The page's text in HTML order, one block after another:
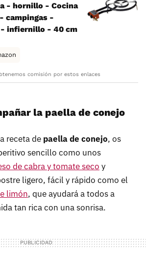
- hornillo - Cocina
campingas -
infiernillo - 40 cm
comisión por estos enlaces
la paella de conejo
receta de paella de conejo, os
sencillo como unos
de cabra y tomate seco y
ligero, fácil y rápido como el
limón, que ayudará a todos a
tan rica con una sonrisa.